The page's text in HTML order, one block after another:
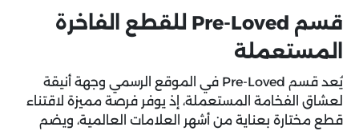
قسم Pre-Loved للقطع الفاخرة
المستعملة
يُعد قسم Pre-Loved في الموقع الرسمي وجهة أنيقة
لعشاق الفخامة المستعملة، إذ يوفر فرصة مميزة لاقتناء
قطع مختارة بعناية من أشهر العلامات العالمية، ويضم